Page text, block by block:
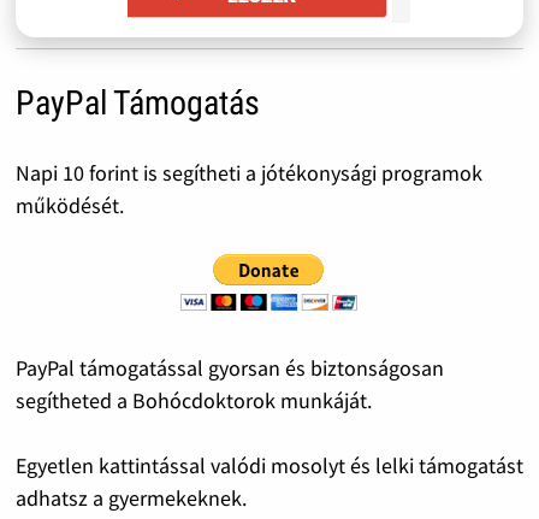
PayPal Támogatás
Napi 10 forint is segítheti a jótékonysági programok
működését.
PayPal támogatással gyorsan és biztonságosan
segítheted a Bohócdoktorok munkáját.
Egyetlen kattintással valódi mosolyt és lelki támogatást
adhatsz a gyermekeknek.